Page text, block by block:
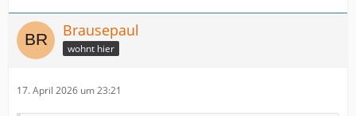
Brausepaul
wohnt hier
17. April 2026 um 23:21